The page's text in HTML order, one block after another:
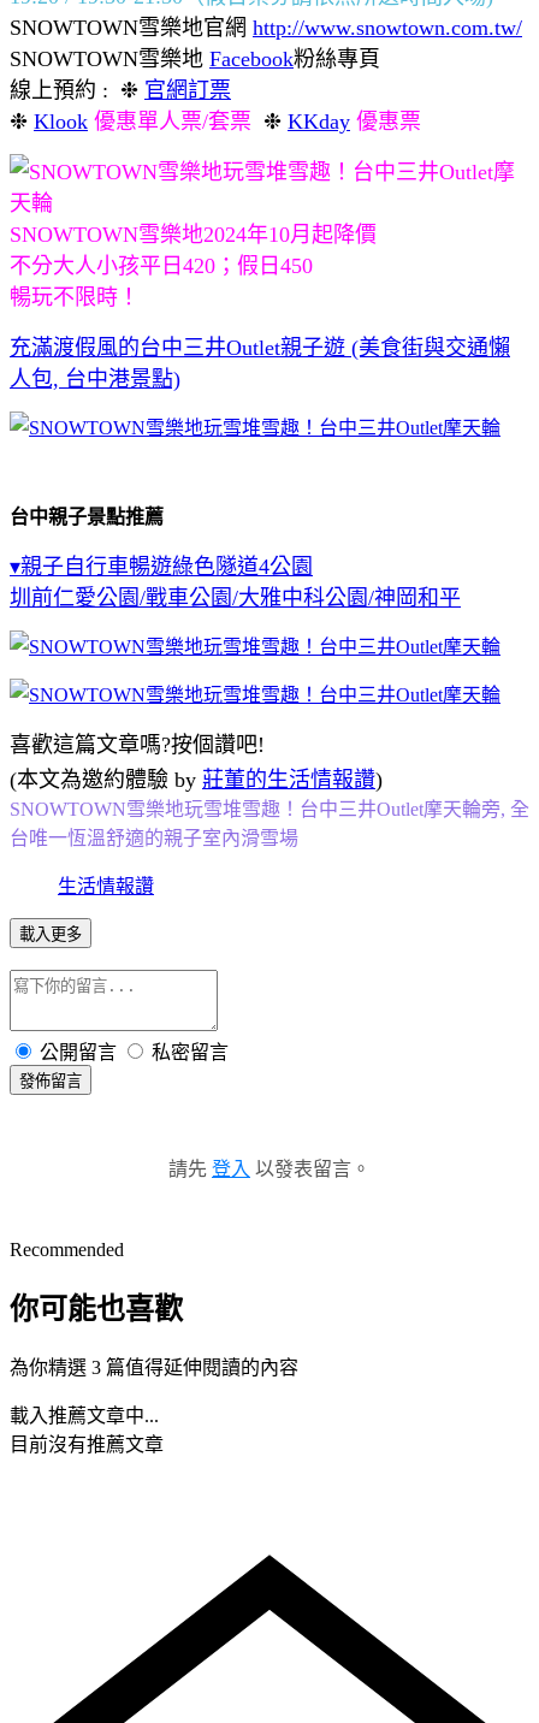
SNOWTOWN雪樂地官網 http://www.snowtown.com.tw/
SNOWTOWN雪樂地 Facebook粉絲專頁
線上預約 : ❉ 官網訂票
❉ Klook 優惠單人票/套票 ❉ KKday 優惠票
SNOWTOWN雪樂地2024年10月起降價
不分大人小孩平日420；假日450
暢玩不限時！
充滿渡假風的台中三井Outlet親子遊 (美食街與交通懶
人包, 台中港景點)
台中親子景點推薦
▾親子自行車暢遊綠色隧道4公園
圳前仁愛公園/戰車公園/大雅中科公園/神岡和平
喜歡這篇文章嗎?按個讚吧!
(本文為邀約體驗 by 莊董的生活情報讚)
SNOWTOWN雪樂地玩雪堆雪趣！台中三井Outlet摩天輪旁, 全
台唯一恆溫舒適的親子室內滑雪場
生活情報讚
載入更多
公開留言 私密留言
發佈留言
請先 登入 以發表留言。
Recommended
你可能也喜歡
為你精選 3 篇值得延伸閱讀的內容
載入推薦文章中...
目前沒有推薦文章